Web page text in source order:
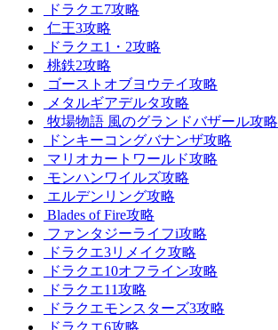
ドラクエ7攻略
仁王3攻略
ドラクエ1・2攻略
桃鉄2攻略
ゴーストオブヨウテイ攻略
メタルギアデルタ攻略
牧場物語 風のグランドバザール攻略
ドンキーコングバナンザ攻略
マリオカートワールド攻略
モンハンワイルズ攻略
エルデンリング攻略
Blades of Fire攻略
ファンタジーライフi攻略
ドラクエ3リメイク攻略
ドラクエ10オフライン攻略
ドラクエ11攻略
ドラクエモンスターズ3攻略
ドラクエ6攻略